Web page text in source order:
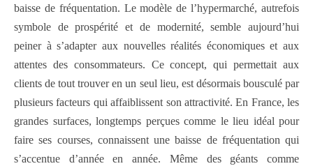
baisse de fréquentation. Le modèle de l’hypermarché, autrefois
symbole de prospérité et de modernité, semble aujourd’hui
peiner à s’adapter aux nouvelles réalités économiques et aux
attentes des consommateurs. Ce concept, qui permettait aux
clients de tout trouver en un seul lieu, est désormais bousculé par
plusieurs facteurs qui affaiblissent son attractivité. En France, les
grandes surfaces, longtemps perçues comme le lieu idéal pour
faire ses courses, connaissent une baisse de fréquentation qui
s’accentue d’année en année. Même des géants comme